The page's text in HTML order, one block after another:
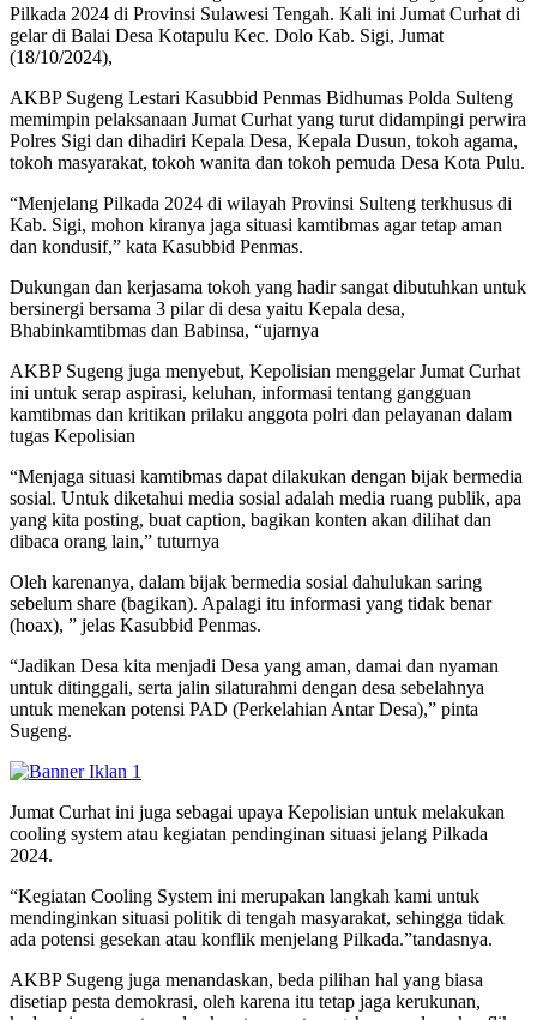
Pilkada 2024 di Provinsi Sulawesi Tengah. Kali ini Jumat Curhat di
gelar di Balai Desa Kotapulu Kec. Dolo Kab. Sigi, Jumat
(18/10/2024),
AKBP Sugeng Lestari Kasubbid Penmas Bidhumas Polda Sulteng
memimpin pelaksanaan Jumat Curhat yang turut didampingi perwira
Polres Sigi dan dihadiri Kepala Desa, Kepala Dusun, tokoh agama,
tokoh masyarakat, tokoh wanita dan tokoh pemuda Desa Kota Pulu.
“Menjelang Pilkada 2024 di wilayah Provinsi Sulteng terkhusus di
Kab. Sigi, mohon kiranya jaga situasi kamtibmas agar tetap aman
dan kondusif,” kata Kasubbid Penmas.
Dukungan dan kerjasama tokoh yang hadir sangat dibutuhkan untuk
bersinergi bersama 3 pilar di desa yaitu Kepala desa,
Bhabinkamtibmas dan Babinsa, “ujarnya
AKBP Sugeng juga menyebut, Kepolisian menggelar Jumat Curhat
ini untuk serap aspirasi, keluhan, informasi tentang gangguan
kamtibmas dan kritikan prilaku anggota polri dan pelayanan dalam
tugas Kepolisian
“Menjaga situasi kamtibmas dapat dilakukan dengan bijak bermedia
sosial. Untuk diketahui media sosial adalah media ruang publik, apa
yang kita posting, buat caption, bagikan konten akan dilihat dan
dibaca orang lain,” tuturnya
Oleh karenanya, dalam bijak bermedia sosial dahulukan saring
sebelum share (bagikan). Apalagi itu informasi yang tidak benar
(hoax), ” jelas Kasubbid Penmas.
“Jadikan Desa kita menjadi Desa yang aman, damai dan nyaman
untuk ditinggali, serta jalin silaturahmi dengan desa sebelahnya
untuk menekan potensi PAD (Perkelahian Antar Desa),” pinta
Sugeng.
Jumat Curhat ini juga sebagai upaya Kepolisian untuk melakukan
cooling system atau kegiatan pendinginan situasi jelang Pilkada
2024.
“Kegiatan Cooling System ini merupakan langkah kami untuk
mendinginkan situasi politik di tengah masyarakat, sehingga tidak
ada potensi gesekan atau konflik menjelang Pilkada.”tandasnya.
AKBP Sugeng juga menandaskan, beda pilihan hal yang biasa
disetiap pesta demokrasi, oleh karena itu tetap jaga kerukunan,